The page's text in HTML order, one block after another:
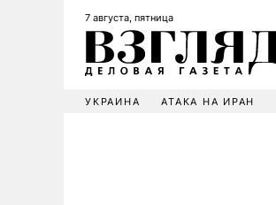
7 августа, пятница
УКРАИНА АТАКА НА ИРАН